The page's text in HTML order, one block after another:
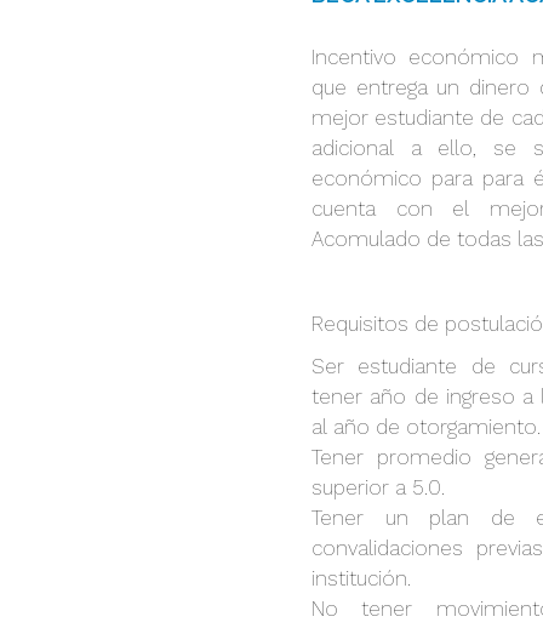
Incentivo económico
que entrega un dinero
mejor estudiante de
adicional a ello, se
económico para para
cuenta con el
Acomulado de todas
Requisitos de
Ser estudiante de
tener año de ingreso a
al año de otorgamiento.
Tener promedio
superior a 5.0.
Tener un plan de
convalidaciones
institución.
No tener